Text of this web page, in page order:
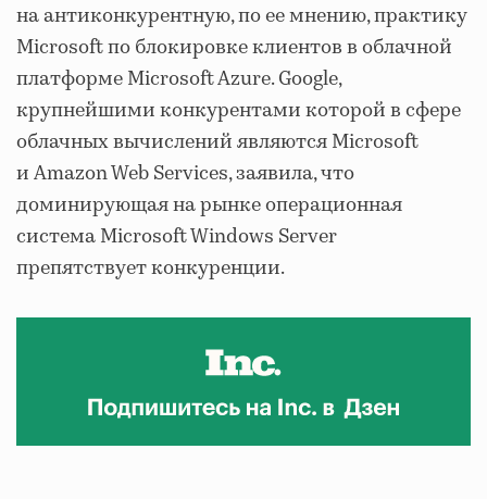
на антиконкурентную, по ее мнению, практику
Microsoft по блокировке клиентов в облачной
платформе Microsoft Azure. Google,
крупнейшими конкурентами которой в сфере
облачных вычислений являются Microsoft
и Amazon Web Services, заявила, что
доминирующая на рынке операционная
система Microsoft Windows Server
препятствует конкуренции.